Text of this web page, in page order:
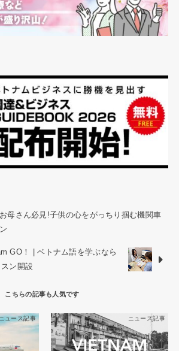
母さん必見!子供の心をがっちり掴む機関車
GO！ | ベトナム語を学ぶなら
ン開設
ュース記事 ニュース記事